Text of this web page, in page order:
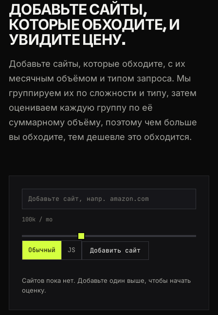
ДОБАВЬТЕ САЙТЫ,
КОТОРЫЕ ОБХОДИТЕ, И
УВИДИТЕ ЦЕНУ.
Добавьте сайты, которые обходите, с их
месячным объёмом и типом запроса. Мы
группируем их по сложности и типу, затем
оцениваем каждую группу по её
суммарному объёму, поэтому чем больше
вы обходите, тем дешевле это обходится.
100k / mo
Обычный JS Добавить сайт
Сайтов пока нет. Добавьте один выше, чтобы начать
оценку.